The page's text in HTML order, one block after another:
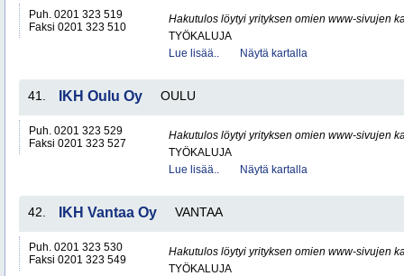
Puh. 0201 323 519
Faksi 0201 323 510
Hakutulos löytyi yrityksen omien www-sivujen
TYÖKALUJA
Lue lisää..
Näytä kartalla
41. IKH Oulu Oy OULU
Puh. 0201 323 529
Faksi 0201 323 527
Hakutulos löytyi yrityksen omien www-sivujen
TYÖKALUJA
Lue lisää..
Näytä kartalla
42. IKH Vantaa Oy VANTAA
Puh. 0201 323 530
Faksi 0201 323 549
Hakutulos löytyi yrityksen omien www-sivujen
TYÖKALUJA